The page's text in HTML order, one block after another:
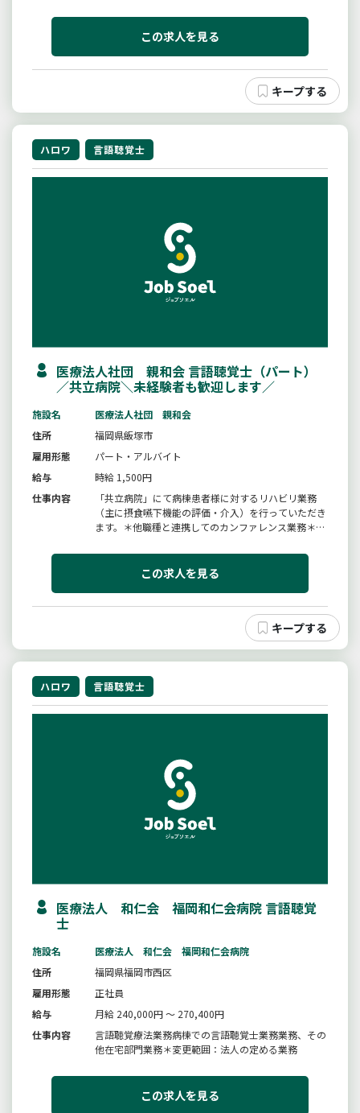
動あり
この求人を見る
ハロワ 言語聴覚士
医療法人社団 親和会 言語聴覚士（パート）
／共立病院＼未経験者も歓迎します／
施設名
医療法人社団 親和会
住所
福岡県飯塚市
雇用形態
パート・アルバイト
給与
時給 1,500円
仕事内容
「共立病院」にて病棟患者様に対するリハビリ業務
（主に摂食嚥下機能の評価・介入）を行っていただき
ます。＊他職種と連携してのカンファレンス業務＊入
理・点検＊書類整理＊その他、付随する業務＊ブラン
クがある方、未経験の方も歓迎いたします。（リハビ
この求人を見る
ハロワ 言語聴覚士
医療法人 和仁会 福岡和仁会病院 言語聴覚
士
施設名
医療法人 和仁会 福岡和仁会病院
住所
福岡県福岡市西区
雇用形態
正社員
給与
月給 240,000円 ～ 270,400円
仕事内容
言語聴覚療法業務病棟での言語聴覚士業務業務、その
他在宅部門業務＊変更範囲：法人の定める業務
この求人を見る